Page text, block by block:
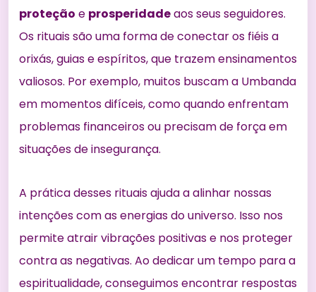
proteção e prosperidadeaos seus seguidores.
Os rituais são uma forma de conectar os fiéis a
orixás, guias e espíritos, que trazem ensinamentos
valiosos. Por exemplo, muitos buscam a Umbanda
em momentos difíceis, como quando enfrentam
problemas financeiros ou precisam de força em
situações de insegurança.
A prática desses rituais ajuda a alinhar nossas
intenções com as energias do universo. Isso nos
permite atrair vibrações positivas e nos proteger
contra as negativas. Ao dedicar um tempo para a
espiritualidade, conseguimos encontrar respostas